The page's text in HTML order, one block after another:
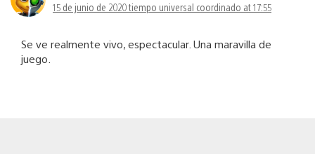
15 de junio de 2020 tiempo universal coordinado at 17:55
Se ve realmente vivo, espectacular. Una maravilla de
juego.